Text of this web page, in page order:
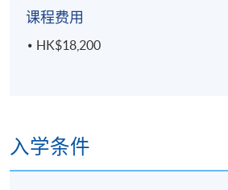
课程费用
HK$18,200
入学条件